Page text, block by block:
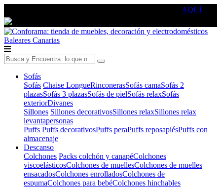
AQUÍ
Baleares Canarias
Sofás
Sofás Chaise LongueRinconerasSofás camaSofás 2
plazasSofás 3 plazasSofás de pielSofás relaxSofás
exteriorDivanes
Sillones Sillones decorativosSillones relaxSillones relax
levantapersonas
Puffs Puffs decorativosPuffs peraPuffs reposapiésPuffs con
almacenaje
Descanso
Colchones Packs colchón y canapéColchones
viscoelásticosColchones de muellesColchones de muelles
ensacadosColchones enrolladosColchones de
espumaColchones para bebéColchones hinchables